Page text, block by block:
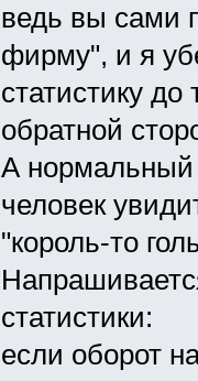
ведь вы сами
фирму", и я
статистику
обратной
А нормальный
человек
"король-то
статистики:
если оборот